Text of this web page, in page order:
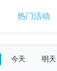
热门活动
今天 明天